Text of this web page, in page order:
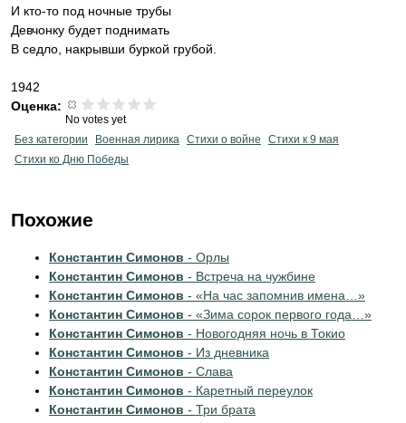
И кто-то под ночные трубы
Девчонку будет поднимать
В седло, накрывши буркой грубой.
1942
Оценка:
No votes yet
Без категории
Военная лирика Стихи о войне
Стихи к 9 мая
Стихи ко Дню Победы
Похожие
Константин Симонов - Орлы
Константин Симонов - Встреча на чужбине
Константин Симонов - «На час запомнив имена…»
Константин Симонов - «Зима сорок первого года…»
Константин Симонов - Новогодняя ночь в Токио
Константин Симонов - Из дневника
Константин Симонов - Слава
Константин Симонов - Каретный переулок
Константин Симонов - Три брата